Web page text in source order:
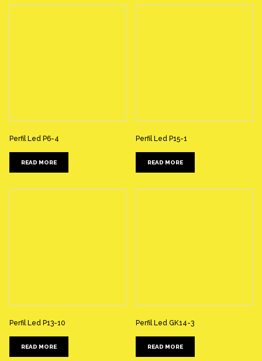
Perfil Led P6-4
READ MORE
Perfil Led P15-1
READ MORE
Perfil Led P13-10
READ MORE
Perfil Led GK14-3
READ MORE